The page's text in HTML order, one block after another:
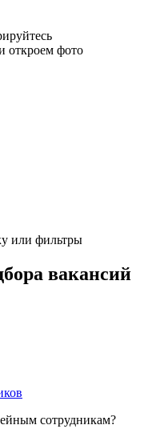
откроем фото
или фильтры
вакансий
сотрудникам?